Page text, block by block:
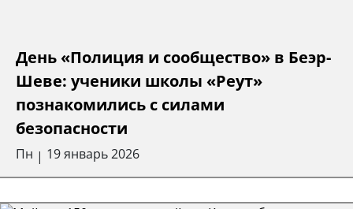
День «Полиция и сообщество» в Беэр-
Шеве: ученики школы «Реут»
познакомились с силами
безопасности
Пн | 19 январь 2026